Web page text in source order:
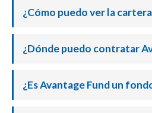
¿Cómo puedo ver la
¿Dónde puedo contratar
¿Es Avantage Fund un